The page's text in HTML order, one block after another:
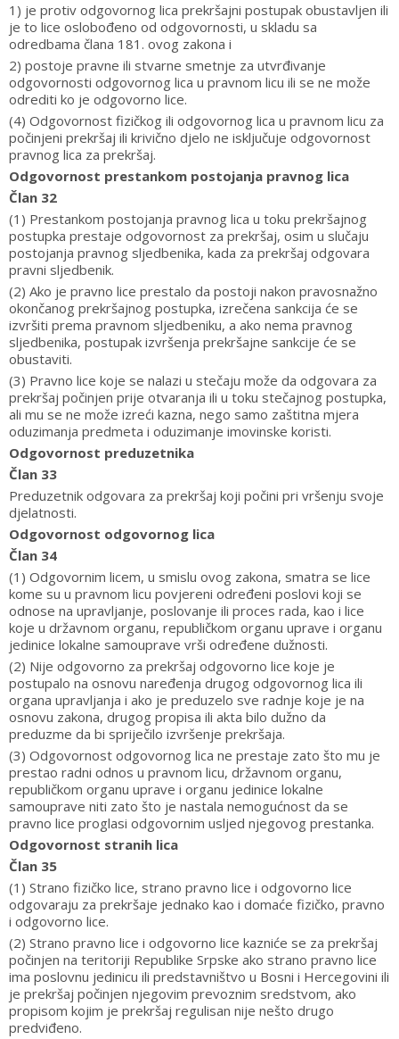
1) je protiv odgovornog lica prekršajni postupak obustavljen ili
je to lice oslobođeno od odgovornosti, u skladu sa
odredbama člana 181. ovog zakona i
2) postoje pravne ili stvarne smetnje za utvrđivanje
odgovornosti odgovornog lica u pravnom licu ili se ne može
odrediti ko je odgovorno lice.
(4) Odgovornost fizičkog ili odgovornog lica u pravnom licu za
počinjeni prekršaj ili krivično djelo ne isključuje odgovornost
pravnog lica za prekršaj.
Odgovornost prestankom postojanja pravnog lica
Član 32
(1) Prestankom postojanja pravnog lica u toku prekršajnog
postupka prestaje odgovornost za prekršaj, osim u slučaju
postojanja pravnog sljedbenika, kada za prekršaj odgovara
pravni sljedbenik.
(2) Ako je pravno lice prestalo da postoji nakon pravosnažno
okončanog prekršajnog postupka, izrečena sankcija će se
izvršiti prema pravnom sljedbeniku, a ako nema pravnog
sljedbenika, postupak izvršenja prekršajne sankcije će se
obustaviti.
(3) Pravno lice koje se nalazi u stečaju može da odgovara za
prekršaj počinjen prije otvaranja ili u toku stečajnog postupka,
ali mu se ne može izreći kazna, nego samo zaštitna mjera
oduzimanja predmeta i oduzimanje imovinske koristi.
Odgovornost preduzetnika
Član 33
Preduzetnik odgovara za prekršaj koji počini pri vršenju svoje
djelatnosti.
Odgovornost odgovornog lica
Član 34
(1) Odgovornim licem, u smislu ovog zakona, smatra se lice
kome su u pravnom licu povjereni određeni poslovi koji se
odnose na upravljanje, poslovanje ili proces rada, kao i lice
koje u državnom organu, republičkom organu uprave i organu
jedinice lokalne samouprave vrši određene dužnosti.
(2) Nije odgovorno za prekršaj odgovorno lice koje je
postupalo na osnovu naređenja drugog odgovornog lica ili
organa upravljanja i ako je preduzelo sve radnje koje je na
osnovu zakona, drugog propisa ili akta bilo dužno da
preduzme da bi spriječilo izvršenje prekršaja.
(3) Odgovornost odgovornog lica ne prestaje zato što mu je
prestao radni odnos u pravnom licu, državnom organu,
republičkom organu uprave i organu jedinice lokalne
samouprave niti zato što je nastala nemogućnost da se
pravno lice proglasi odgovornim usljed njegovog prestanka.
Odgovornost stranih lica
Član 35
(1) Strano fizičko lice, strano pravno lice i odgovorno lice
odgovaraju za prekršaje jednako kao i domaće fizičko, pravno
i odgovorno lice.
(2) Strano pravno lice i odgovorno lice kazniće se za prekršaj
počinjen na teritoriji Republike Srpske ako strano pravno lice
ima poslovnu jedinicu ili predstavništvo u Bosni i Hercegovini ili
je prekršaj počinjen njegovim prevoznim sredstvom, ako
propisom kojim je prekršaj regulisan nije nešto drugo
predviđeno.